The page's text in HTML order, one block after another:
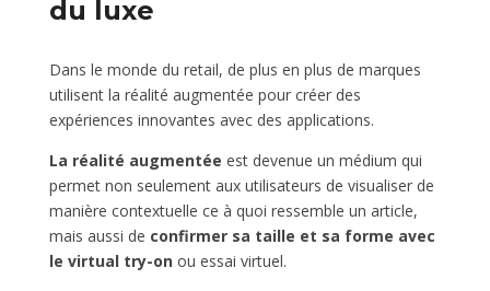
du luxe
Dans le monde du retail, de plus en plus de marques
utilisent la réalité augmentée pour créer des
expériences innovantes avec des applications.
La réalité augmentée est devenue un médium qui
permet non seulement aux utilisateurs de visualiser de
manière contextuelle ce à quoi ressemble un article,
mais aussi de confirmer sa taille et sa forme avec
le virtual try-on ou essai virtuel.